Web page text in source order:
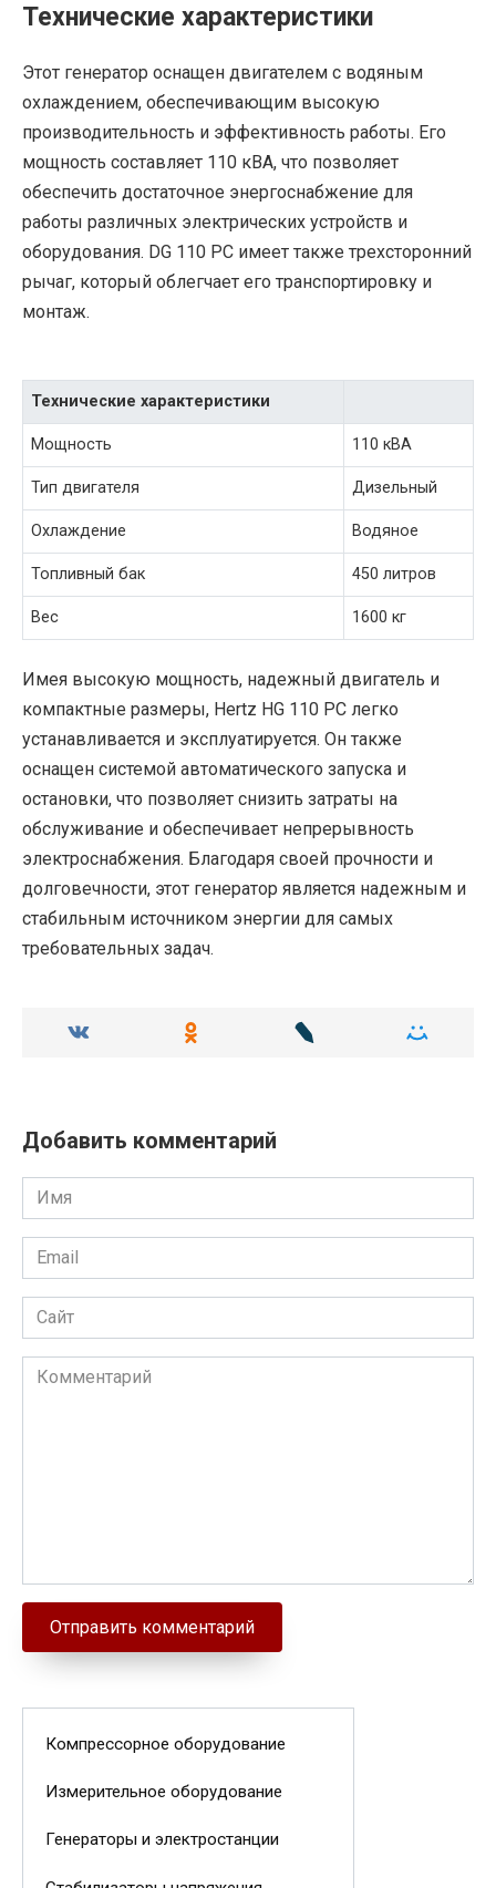
Технические характеристики
Этот генератор оснащен двигателем с водяным
охлаждением, обеспечивающим высокую
производительность и эффективность работы. Его
мощность составляет 110 кВА, что позволяет
обеспечить достаточное энергоснабжение для
работы различных электрических устройств и
оборудования. DG 110 PC имеет также трехсторонний
рычаг, который облегчает его транспортировку и
монтаж.
Технические характеристики
Мощность 110 кВА
Тип двигателя Дизельный
Охлаждение Водяное
Топливный бак 450 литров
Вес 1600 кг
Имея высокую мощность, надежный двигатель и
компактные размеры, Hertz HG 110 PC легко
устанавливается и эксплуатируется. Он также
оснащен системой автоматического запуска и
остановки, что позволяет снизить затраты на
обслуживание и обеспечивает непрерывность
электроснабжения. Благодаря своей прочности и
долговечности, этот генератор является надежным и
стабильным источником энергии для самых
требовательных задач.
Добавить комментарий
Имя
Email
Сайт
Комментарий
Компрессорное оборудование
Измерительное оборудование
Генераторы и электростанции